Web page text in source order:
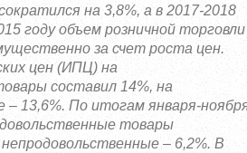
на 3,8%, а в 2017-2018
году объем розничной торговли
за счет роста цен.
цен (ИПЦ) на
составил 14%, на
– 13,6%. По итогам января-
товары
– 6,2%. В